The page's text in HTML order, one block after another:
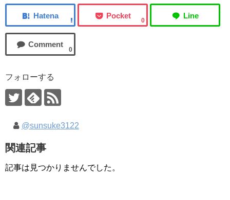
0
0
フォローする
@sunsuke3122
関連記事
記事は見つかりませんでした。